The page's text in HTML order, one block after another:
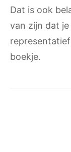
Dat is ook
van zijn dat
boekje.